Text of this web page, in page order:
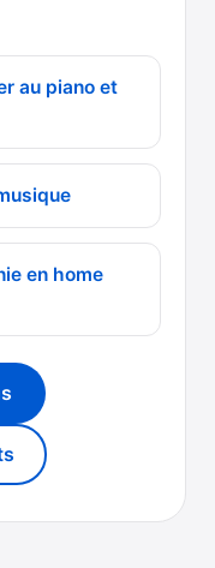
au piano et
en home